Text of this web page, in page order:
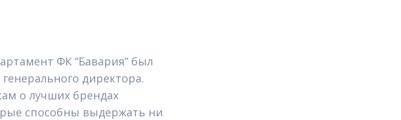
ФК “Бавария” был
директора.
о лучших брендах
способны выдержать ни